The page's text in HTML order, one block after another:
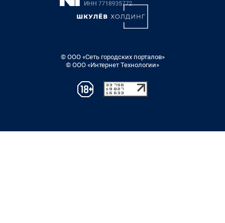
© ООО «Сеть городских порталов»
© ООО «Интернет Технологии»